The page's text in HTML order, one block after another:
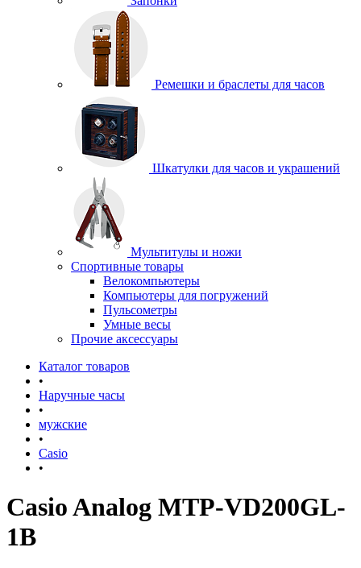
Ремешки и браслеты для часов
Шкатулки для часов и украшений
Мультитулы и ножи
Спортивные товары
Велокомпьютеры
Компьютеры для погружений
Пульсометры
Умные весы
Прочие аксессуары
Каталог товаров
•
Наручные часы
•
мужские
•
Casio
•
Casio Analog MTP-VD200GL-
1B